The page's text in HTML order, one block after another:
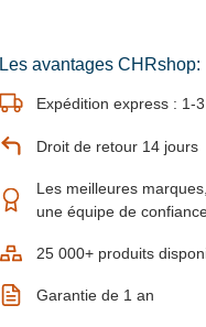
Les avantages CHRshop:
Expédition express : 1-
Droit de retour 14 jours
Les meilleures marques,
une équipe de
25 000+ produits
Garantie de 1 an